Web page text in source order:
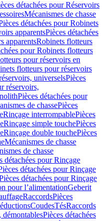
détachées pour Réservoirs
Mécanismes de chasse
détachées pour Robinets
apparentsPièces détachées
apparentsRobinets flotteurs
pour Robinets flotteurs
pour réservoirs en
flotteurs pour réservoirs
universelsPièces
réservoirs,
Pièces détachées pour
de chassePièces
Rinçage interrompablePièces
Rinçage simple touchePièces
Rinçage double touchePièces
Mécanismes de chasse
de chasse
détachées pour Rinçage
détachées pour Rinçage
détachées pour Rinçage
pour l’alimentationGeberit
RaccordsPièces
CoudesTésRaccords
démontablesPièces détachées